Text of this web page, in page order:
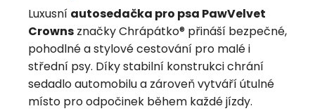
Luxusní autosedačka pro psa PawVelvet
Crowns značky Chrápátko® přináší bezpečné,
pohodlné a stylové cestování pro malé i
střední psy. Díky stabilní konstrukci chrání
sedadlo automobilu a zároveň vytváří útulné
místo pro odpočinek během každé jízdy.